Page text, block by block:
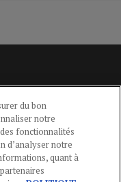
DES COOKIES
AIDE
du bon
notre
fonctionnalités
d’analyser notre
quant à